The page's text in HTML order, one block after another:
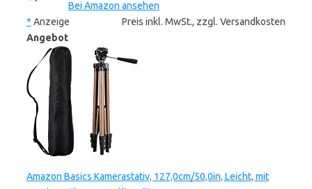
Bei Amazon ansehen
* Anzeige
Preis inkl. MwSt., zzgl. Versandkosten
Angebot
Amazon Basics Kamerastativ, 127,0cm/50,0in, Leicht, mit